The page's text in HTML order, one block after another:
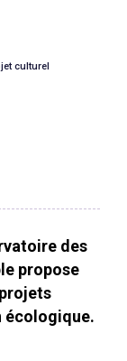
culturel
des
propose
écologique.